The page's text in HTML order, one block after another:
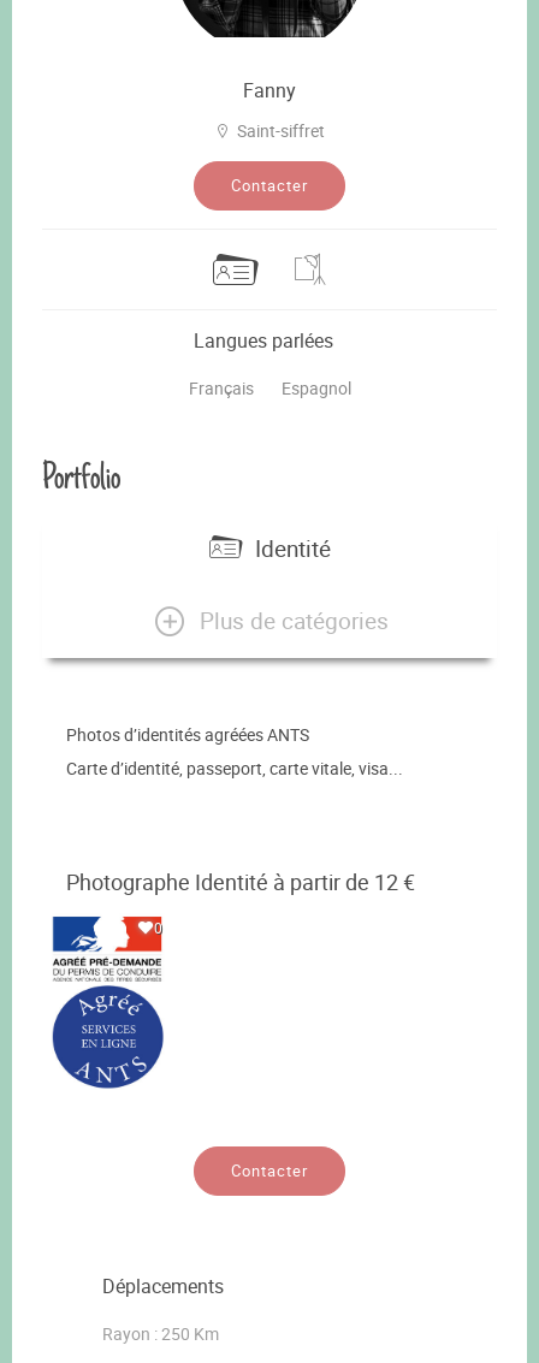
Fanny
Saint-siffret
Contacter
Langues parlées
Français Espagnol
Portfolio
Identité
Plus de catégories
Photos d’identités agréées ANTS
Carte d’identité, passeport, carte vitale, visa...
Photographe Identité à partir de 12 €
0
Contacter
Déplacements
Rayon : 250 Km